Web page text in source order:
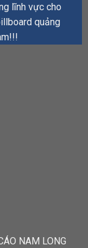
lĩnh vực cho
quảng
NAM LONG